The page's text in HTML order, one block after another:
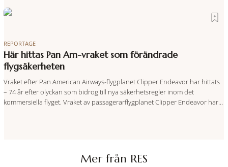
direkt anslutning till urbana miljöer. Tanken är att fler människor ska kunna
REPORTAGE
Här hittas Pan Am-vraket som förändrade
flygsäkerheten
Vraket efter Pan American Airways-flygplanet Clipper Endeavor har hittats
– 74 år efter olyckan som bidrog till nya säkerhetsregler inom det
kommersiella flyget. Vraket av passagerarflygplanet Clipper Endeavor har
Mer från RES